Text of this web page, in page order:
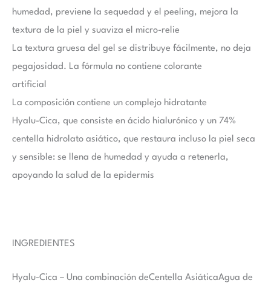
humedad, previene la sequedad y el peeling, mejora la
textura de la piel y suaviza el micro-relie
La textura gruesa del gel se distribuye fácilmente, no deja
pegajosidad. La fórmula no contiene colorante
artificial
La composición contiene un complejo hidratante
Hyalu-Cica, que consiste en ácido hialurónico y un 74%
centella hidrolato asiático, que restaura incluso la piel seca
y sensible: se llena de humedad y ayuda a retenerla,
apoyando la salud de la epidermis
INGREDIENTES
Hyalu-Cica – Una combinación deCentella AsiáticaAgua de